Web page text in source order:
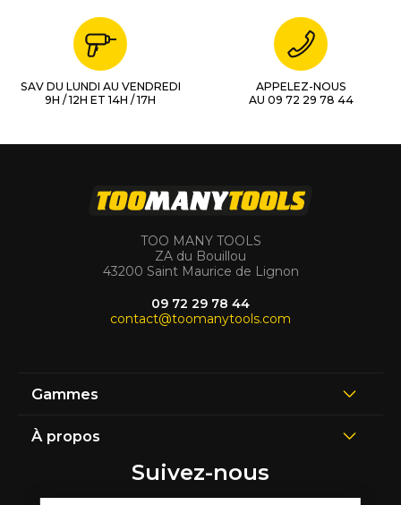
SAV DU LUNDI AU VENDREDI
9H / 12H ET 14H / 17H
APPELEZ-NOUS
AU 09 72 29 78 44
TOO MANY TOOLS
ZA du Bouillou
43200 Saint Maurice de Lignon
09 72 29 78 44
contact@toomanytools.com
Gammes
À propos
Suivez-nous